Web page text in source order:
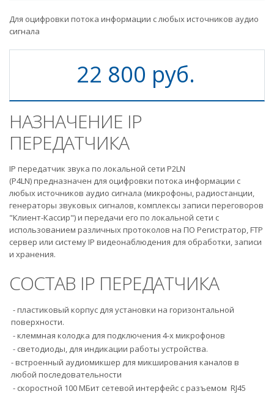
Для оцифровки потока информации с любых источников аудио
сигнала
22 800 руб.
НАЗНАЧЕНИЕ IP
ПЕРЕДАТЧИКА
IP передатчик звука по локальной сети P2LN
(P4LN) предназначен для оцифровки потока информации с
любых источников аудио сигнала (микрофоны, радиостанции,
генераторы звуковых сигналов, комплексы записи переговоров
"Клиент-Кассир") и передачи его по локальной сети с
использованием различных протоколов на ПО Регистратор, FTP
сервер или систему IP видеонаблюдения для обработки, записи
и хранения.
СОСТАВ IP ПЕРЕДАТЧИКА
- пластиковый корпус для установки на горизонтальной
поверхности.
- клеммная колодка для подключения 4-х микрофонов
- светодиоды, для индикации работы устройства.
- встроенный аудиомикшер для микширования каналов в
любой последовательности
- скоростной 100 МБит сетевой интерфейс с разъемом RJ45